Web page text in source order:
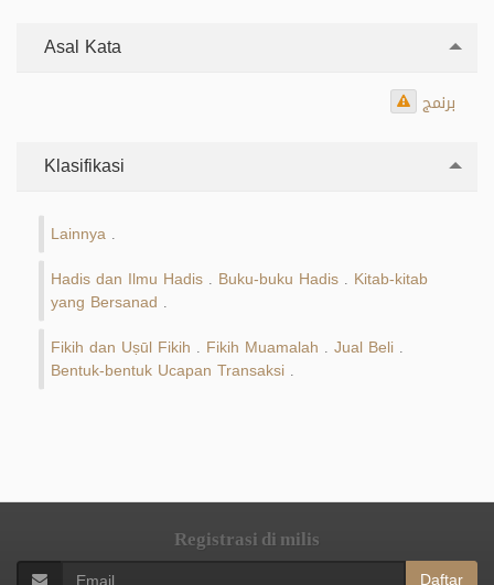
Asal Kata
برنمج
Klasifikasi
Lainnya
Hadis dan Ilmu Hadis Buku-buku Hadis Kitab-kitab
yang Bersanad
Fikih dan Uṣūl Fikih Fikih Muamalah Jual Beli
Bentuk-bentuk Ucapan Transaksi
Registrasi di milis